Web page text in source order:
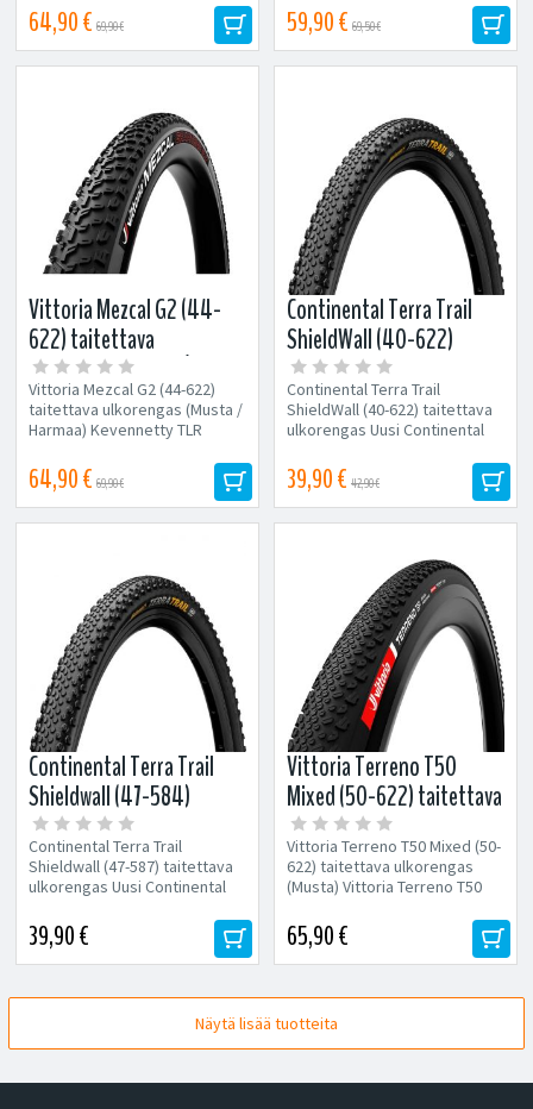
64,90 € 69,90 €
Yhtenäinen...
59,90 € 69,50 €
Vittoria Mezcal G2 (44-
622) taitettava
ulkorengas (Musta /
Harmaa)
Vittoria Mezcal G2 (44-622)
taitettava ulkorengas (Musta /
Harmaa) Kevennetty TLR
Yhtenäinen...
64,90 € 69,90 €
Continental Terra Trail
ShieldWall (40-622)
taitettava ulkorengas
Continental Terra Trail
ShieldWall (40-622) taitettava
ulkorengas Uusi Continental
39,90 € 42,90 €
Continental Terra Trail
Shieldwall (47-584)
taitettava ulkorengas
Continental Terra Trail
Shieldwall (47-587) taitettava
ulkorengas Uusi Continental
nopeaan ajoon! Off-road...
39,90 €
Vittoria Terreno T50
Mixed (50-622) taitettava
ulkorengas (Musta)
Vittoria Terreno T50 Mixed (50-
622) taitettava ulkorengas
(Musta) Vittoria Terreno T50
65,90 €
Näytä lisää tuotteita